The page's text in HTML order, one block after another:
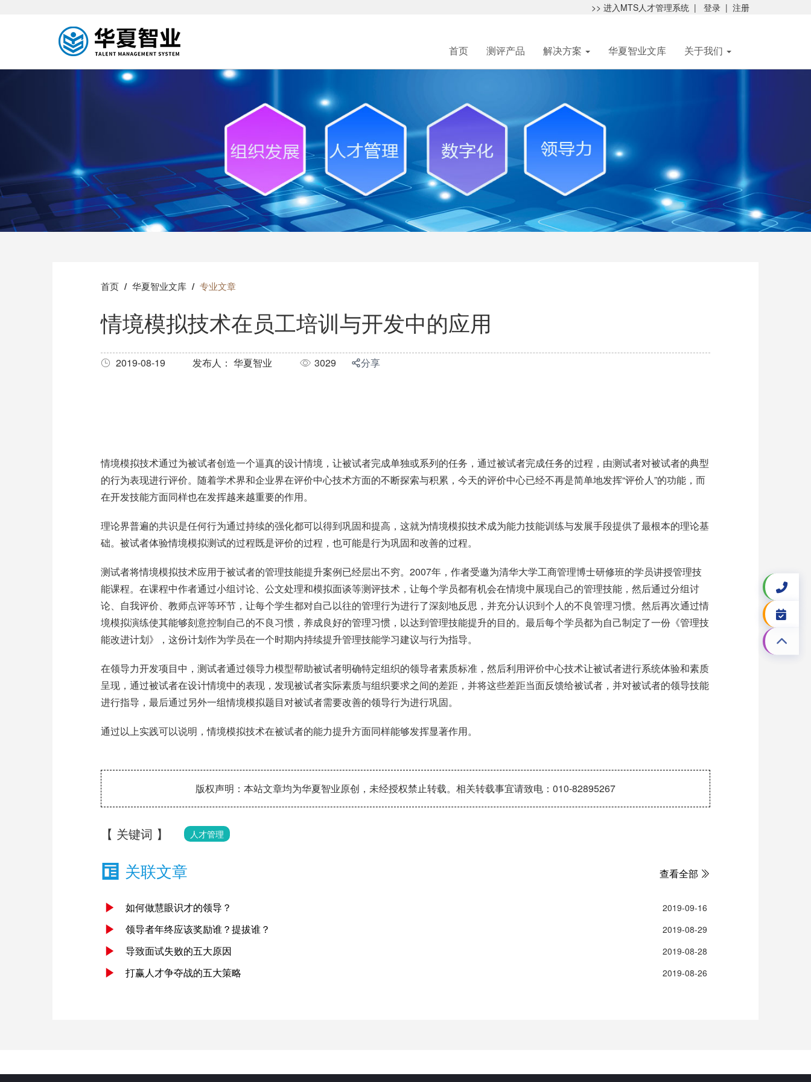
>> 进入MTS人才管理系统 | 登录 | 注册
首页 测评产品 解决方案 华夏智业文库 关于我们
首页 华夏智业文库 专业文章
情境模拟技术在员工培训与开发中的应用
2019-08-19 发布人： 华夏智业 3029 分享
情境模拟技术通过为被试者创造一个逼真的设计情境，让被试者完成单独或系列的任务，通过被试者完成任务的过程，由测试者对被试者的典型
的行为表现进行评价。随着学术界和企业界在评价中心技术方面的不断探索与积累，今天的评价中心已经不再是简单地发挥“评价人”的功能，而
在开发技能方面同样也在发挥越来越重要的作用。
理论界普遍的共识是任何行为通过持续的强化都可以得到巩固和提高，这就为情境模拟技术成为能力技能训练与发展手段提供了最根本的理论基
础。被试者体验情境模拟测试的过程既是评价的过程，也可能是行为巩固和改善的过程。
测试者将情境模拟技术应用于被试者的管理技能提升案例已经层出不穷。2007年，作者受邀为清华大学工商管理博士研修班的学员讲授管理技
能课程。在课程中作者通过小组讨论、公文处理和模拟面谈等测评技术，让每个学员都有机会在情境中展现自己的管理技能，然后通过分组讨
论、自我评价、教师点评等环节，让每个学生都对自己以往的管理行为进行了深刻地反思，并充分认识到个人的不良管理习惯。然后再次通过情
境模拟演练使其能够刻意控制自己的不良习惯，养成良好的管理习惯，以达到管理技能提升的目的。最后每个学员都为自己制定了一份《管理技
能改进计划》，这份计划作为学员在一个时期内持续提升管理技能学习建议与行为指导。
在领导力开发项目中，测试者通过领导力模型帮助被试者明确特定组织的领导者素质标准，然后利用评价中心技术让被试者进行系统体验和素质
呈现，通过被试者在设计情境中的表现，发现被试者实际素质与组织要求之间的差距，并将这些差距当面反馈给被试者，并对被试者的领导技能
进行指导，最后通过另外一组情境模拟题目对被试者需要改善的领导行为进行巩固。
通过以上实践可以说明，情境模拟技术在被试者的能力提升方面同样能够发挥显著作用。
版权声明：本站文章均为华夏智业原创，未经授权禁止转载。相关转载事宜请致电：010-82895267
【 关键词 】 人才管理
关联文章 查看全部
如何做慧眼识才的领导？ 2019-09-16
领导者年终应该奖励谁？提拔谁？ 2019-08-29
导致面试失败的五大原因 2019-08-28
打赢人才争夺战的五大策略 2019-08-26